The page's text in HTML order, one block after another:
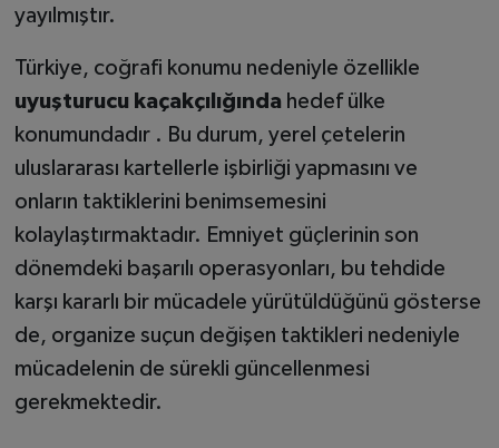
yayılmıştır.
Türkiye, coğrafi konumu nedeniyle özellikle
uyuşturucu kaçakçılığındahedef ülke
konumundadır . Bu durum, yerel çetelerin
uluslararası kartellerle işbirliği yapmasını ve
onların taktiklerini benimsemesini
kolaylaştırmaktadır. Emniyet güçlerinin son
dönemdeki başarılı operasyonları, bu tehdide
karşı kararlı bir mücadele yürütüldüğünü gösterse
de, organize suçun değişen taktikleri nedeniyle
mücadelenin de sürekli güncellenmesi
gerekmektedir.